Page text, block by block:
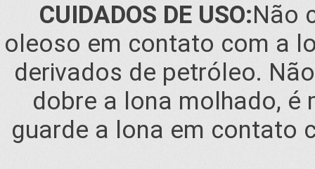
CUIDADOS DE USO:Não
oleoso em contato com a
derivados de petróleo.
dobre a lona molhado, é
guarde a lona em contato